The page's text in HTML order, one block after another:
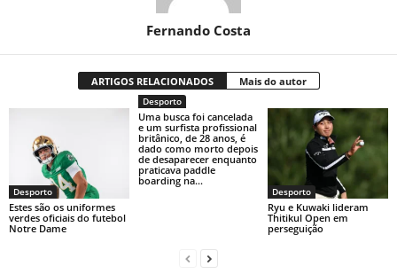
Fernando Costa
ARTIGOS RELACIONADOS Mais do autor
Desporto
Estes são os uniformes
verdes oficiais do futebol
Notre Dame
Desporto
Uma busca foi cancelada
e um surfista profissional
britânico, de 28 anos, é
dado como morto depois
de desaparecer enquanto
praticava paddle
boarding na...
Desporto
Ryu e Kuwaki lideram
Thitikul Open em
perseguição